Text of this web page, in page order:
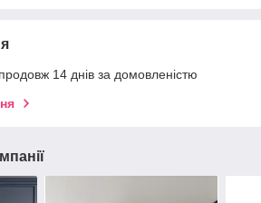
14 днів за домовленістю